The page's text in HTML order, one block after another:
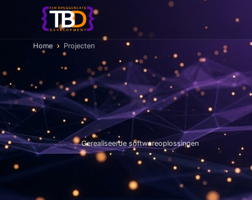
Home Projecten(huidige pagina)
Gerealiseerde softwareoplossingen